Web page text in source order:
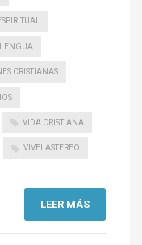
LENGUA
CRISTIANAS
VIDA CRISTIANA
VIVELASTEREO
LEER MÁS